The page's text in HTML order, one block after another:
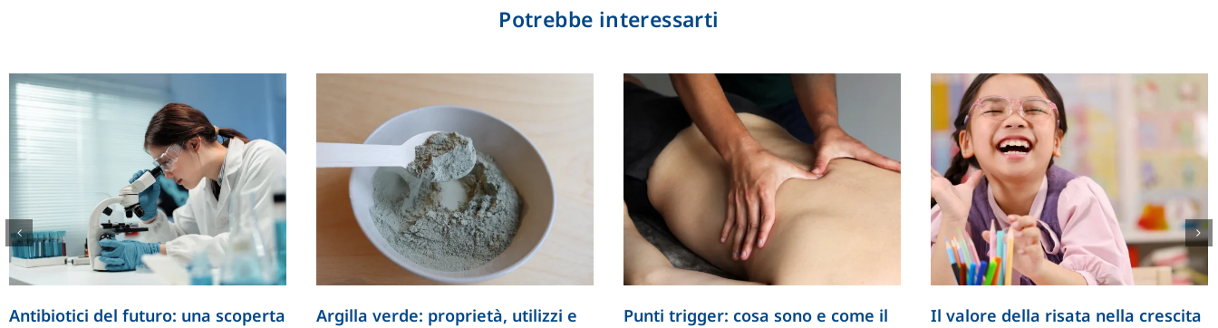
Potrebbe interessarti
Antibiotici del futuro: una scoperta
Argilla verde: proprietà, utilizzi e
Punti trigger: cosa sono e come il
Il valore della risata nella crescita